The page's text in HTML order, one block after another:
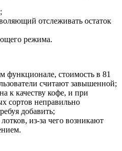
отслеживать остаток
режима.
функционале, стоимость в 81
считают завышенной;
к качеству кофе, и при
сортов неправильно
добавить;
из-за чего возникают